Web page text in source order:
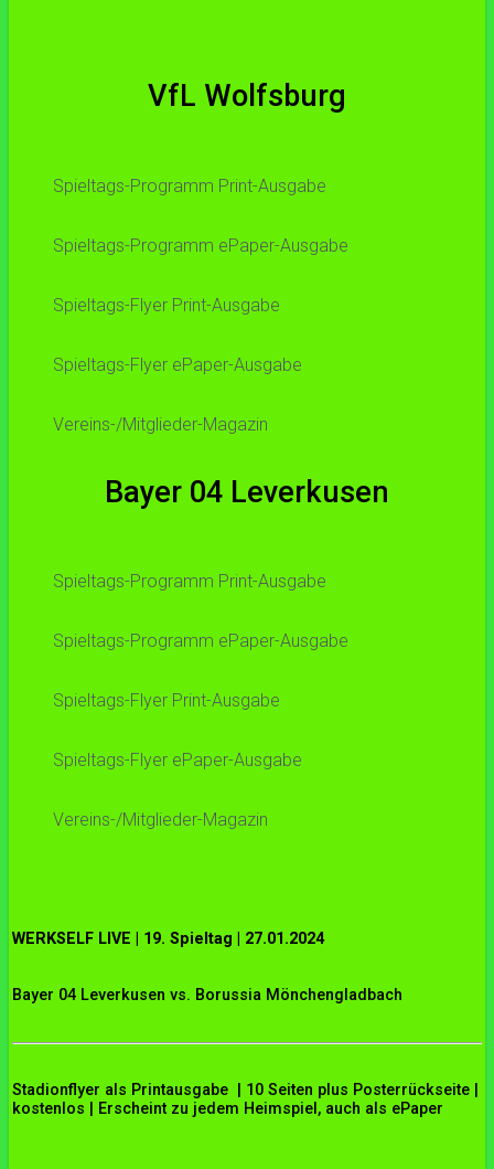
VfL Wolfsburg
Spieltags-Programm Print-Ausgabe
Spieltags-Programm ePaper-Ausgabe
Spieltags-Flyer Print-Ausgabe
Spieltags-Flyer ePaper-Ausgabe
Vereins-/Mitglieder-Magazin
Bayer 04 Leverkusen
Spieltags-Programm Print-Ausgabe
Spieltags-Programm ePaper-Ausgabe
Spieltags-Flyer Print-Ausgabe
Spieltags-Flyer ePaper-Ausgabe
Vereins-/Mitglieder-Magazin
WERKSELF LIVE | 19. Spieltag | 27.01.2024
Bayer 04 Leverkusen vs. Borussia Mönchengladbach
Stadionflyer als Printausgabe | 10 Seiten plus Posterrückseite |
kostenlos | Erscheint zu jedem Heimspiel, auch als ePaper